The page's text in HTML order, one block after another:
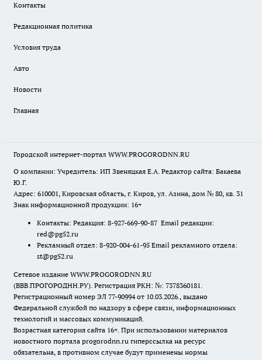
Контакты
Редакционная политика
Условия труда
Авто
Новости
Главная
Городской интернет-портал WWW.PROGORODNN.RU
О компании: Учредитель: ИП Звеняцкая Е.А. Редактор сайта: Бакаева
Ю.Г.
Адрес: 610001, Кировская область, г. Киров, ул. Азина, дом № 80, кв. 31
Знак информационной продукции: 16+
Контакты: Редакция: 8-927-669-90-87 Email редакции:
red@pg52.ru
Рекламный отдел: 8-920-004-61-95 Email рекламного отдела:
st@pg52.ru
Сетевое издание WWW.PROGORODNN.RU
(ВВВ.ПРОГОРОДНН.РУ). Регистрация РКН: №: 7378360181.
Регистрационный номер ЭЛ 77-90994 от 10.03.2026., выдано
Федеральной службой по надзору в сфере связи, информационных
технологий и массовых коммуникаций.
Возрастная категория сайта 16+. При использовании материалов
новостного портала progorodnn.ru гиперссылка на ресурс
обязательна, в противном случае будут применены нормы